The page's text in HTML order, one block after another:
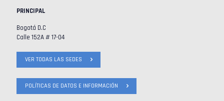
PRINCIPAL
Bogotá D.C
Calle 152A # 17-04
VER TODAS LAS SEDES
POLÍTICAS DE DATOS E INFORMACIÓN